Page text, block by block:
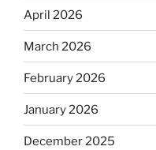
April 2026
March 2026
February 2026
January 2026
December 2025